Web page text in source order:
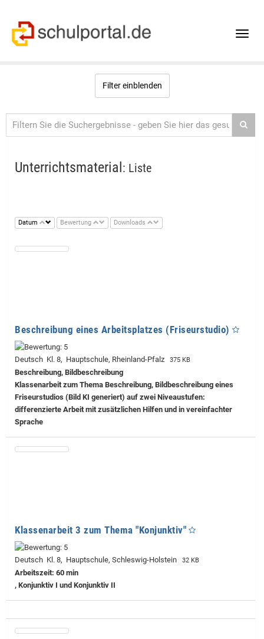
Toggle
Filter einblenden
Unterrichtsmaterial : Liste
Datum Bewertung Downloads
Beschreibung eines Arbeitsplatzes (Friseurstudio)
Deutsch Kl. 8, Hauptschule, Rheinland-Pfalz 375 KB
Beschreibung, Bildbeschreibung
Klassenarbeit zum Thema Beschreibung, Bildbeschreibung eines
Friseurstudios (Bild KI generiert) auf zwei Niveaustufen:
differenzierte Arbeit mit zusätzlichen Hilfen und in vereinfachter
Sprache
Klassenarbeit 3 zum Thema "Konjunktiv"
Deutsch Kl. 8, Hauptschule, Schleswig-Holstein 32 KB
Arbeitszeit: 60 min
, Konjunktiv I und Konjunktiv II